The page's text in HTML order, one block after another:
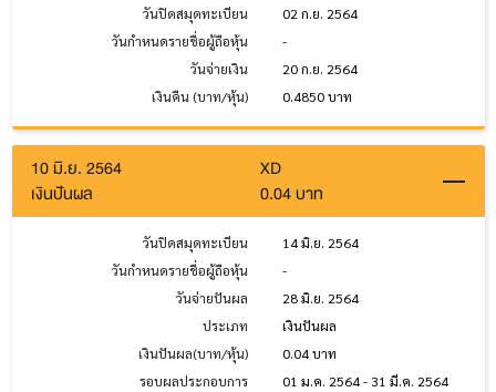
วันปิดสมุดทะเบียน
02 ก.ย. 2564
วันกำหนดรายชื่อผู้ถือหุ้น
-
วันจ่ายเงิน
20 ก.ย. 2564
เงินคืน (บาท/หุ้น)
0.4850 บาท
10 มิ.ย. 2564
XD
เงินปันผล
0.04 บาท
วันปิดสมุดทะเบียน
14 มิ.ย. 2564
วันกำหนดรายชื่อผู้ถือหุ้น
-
วันจ่ายปันผล
28 มิ.ย. 2564
ประเภท
เงินปันผล
เงินปันผล(บาท/หุ้น)
0.04 บาท
รอบผลประกอบการ
01 ม.ค. 2564 - 31 มี.ค. 2564